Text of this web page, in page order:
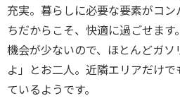
充実。暮らしに必要な要素がコ
ちだからこそ、快適に過ごせま
機会が少ないので、ほとんどガ
よ」とお二人。近隣エリアだけ
ているようです。